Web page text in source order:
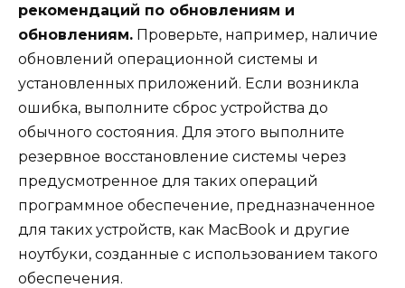
рекомендаций по обновлениям и
обновлениям. Проверьте, например, наличие
обновлений операционной системы и
установленных приложений. Если возникла
ошибка, выполните сброс устройства до
обычного состояния. Для этого выполните
резервное восстановление системы через
предусмотренное для таких операций
программное обеспечение, предназначенное
для таких устройств, как MacBook и другие
ноутбуки, созданные с использованием такого
обеспечения.